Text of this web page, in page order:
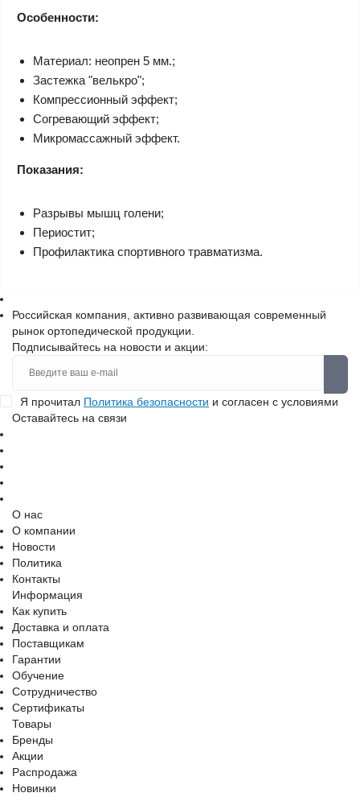
Особенности:
Материал: неопрен 5 мм.;
Застежка "велькро";
Компрессионный эффект;
Согревающий эффект;
Микромассажный эффект.
Показания:
Разрывы мышц голени;
Периостит;
Профилактика спортивного травматизма.
Российская компания, активно развивающая современный
рынок ортопедической продукции.
Подписывайтесь на новости и акции:
Я прочитал Политика безопасности и согласен с условиями
Оставайтесь на связи
О нас
О компании
Новости
Политика
Контакты
Информация
Как купить
Доставка и оплата
Поставщикам
Гарантии
Обучение
Сотрудничество
Сертификаты
Товары
Бренды
Акции
Распродажа
Новинки